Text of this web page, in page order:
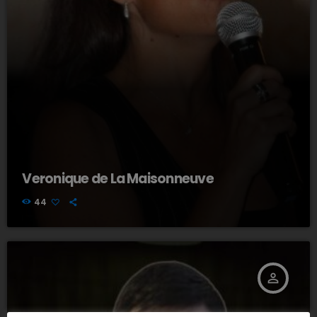
Veronique de La Maisonneuve
44
person_outline